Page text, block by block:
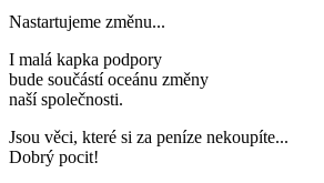
Nastartujeme změnu...
I malá kapka podpory
bude součástí oceánu změny
naší společnosti.
Jsou věci, které si za peníze nekoupíte...
Dobrý pocit!